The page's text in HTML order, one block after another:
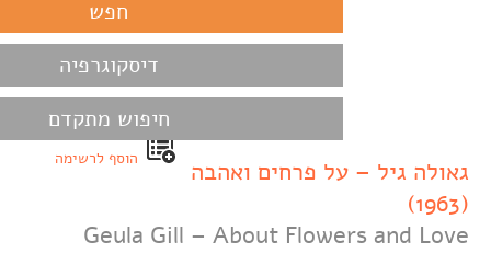
דיסקוגרפיה
חיפוש מתקדם
הוסף לרשימה
גאולה גיל – על פרחים ואהבה
(1963)
Geula Gill – About Flowers and Love